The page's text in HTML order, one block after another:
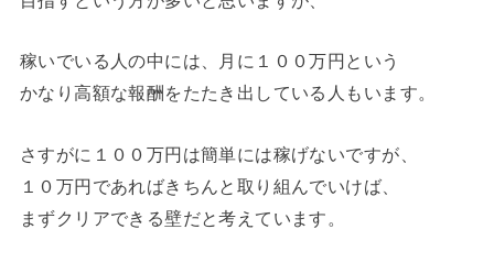
稼いでいる人の中には、月に１００万円という
かなり高額な報酬をたたき出している人もいます。
さすがに１００万円は簡単には稼げないですが、
１０万円であればきちんと取り組んでいけば、
まずクリアできる壁だと考えています。